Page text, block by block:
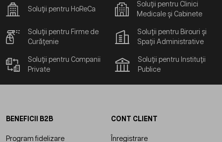
Soluții pentru HoReCa
Soluții pentru Clinici
Medicale și Cabinete
Soluții pentru Firme de
Curățenie
Soluții pentru Birouri și
Spații Administrative
Soluții pentru Companii
Private
Soluții pentru Instituții
Publice
BENEFICII B2B
Program fidelizare
CONT CLIENT
Înregistrare